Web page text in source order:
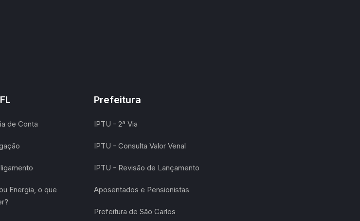
de Conta
Energia, o que
Prefeitura
IPTU - 2ª Via
IPTU - Consulta Valor Venal
IPTU - Revisão de Lançamento
Aposentados e Pensionistas
Prefeitura de São Carlos